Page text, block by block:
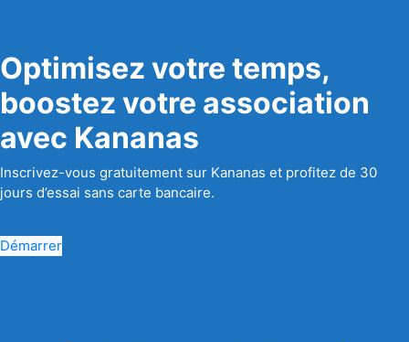
Optimisez votre temps,
boostez votre association
avec Kananas
Inscrivez-vous gratuitement sur Kananas et profitez de 30
jours d’essai sans carte bancaire.
Démarrer